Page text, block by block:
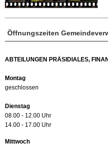
Öffnungszeiten
ABTEILUNGEN PRÄSIDIALES,
Montag
geschlossen
Dienstag
08.00 - 12.00 Uhr
14.00 - 17.00 Uhr
Mittwoch